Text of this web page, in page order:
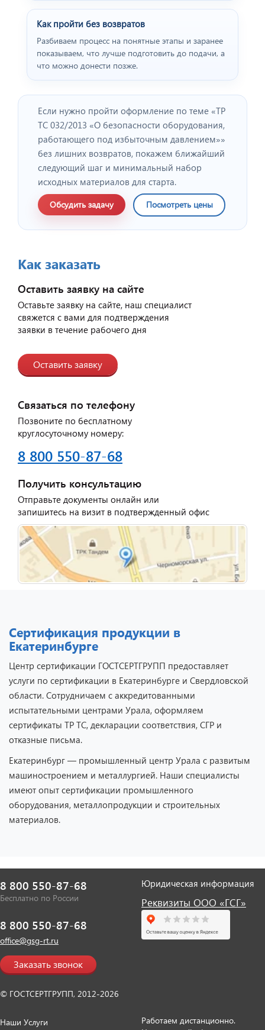
Как пройти без возвратов
Разбиваем процесс на понятные этапы и заранее
показываем, что лучше подготовить до подачи, а
что можно донести позже.
Если нужно пройти оформление по теме «ТР
ТС 032/2013 «О безопасности оборудования,
работающего под избыточным давлением»»
без лишних возвратов, покажем ближайший
следующий шаг и минимальный набор
исходных материалов для старта.
Обсудить задачу Посмотреть цены
Как заказать
Оставить заявку на сайте
Оставьте заявку на сайте, наш специалист
свяжется с вами для подтверждения
заявки в течение рабочего дня
Оставить заявку
Связаться по телефону
Позвоните по бесплатному
круглосуточному номеру:
8 800 550-87-68
Получить консультацию
Отправьте документы онлайн или
запишитесь на визит в подтвержденный офис
Сертификация продукции в
Екатеринбурге
Центр сертификации ГОСТСЕРТГРУПП предоставляет
услуги по сертификации в Екатеринбурге и Свердловской
области. Сотрудничаем с аккредитованными
испытательными центрами Урала, оформляем
сертификаты ТР ТС, декларации соответствия, СГР и
отказные письма.
Екатеринбург — промышленный центр Урала с развитым
машиностроением и металлургией. Наши специалисты
имеют опыт сертификации промышленного
оборудования, металлопродукции и строительных
материалов.
8 800 550-87-68
Бесплатно по России
8 800 550-87-68
office@gsg-rt.ru
Заказать звонок
© ГОСТСЕРТГРУПП, 2012-2026
Юридическая информация
Реквизиты ООО «ГСГ»
Наши Услуги
Работаем дистанционно.